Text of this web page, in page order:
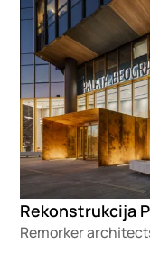
Remorker